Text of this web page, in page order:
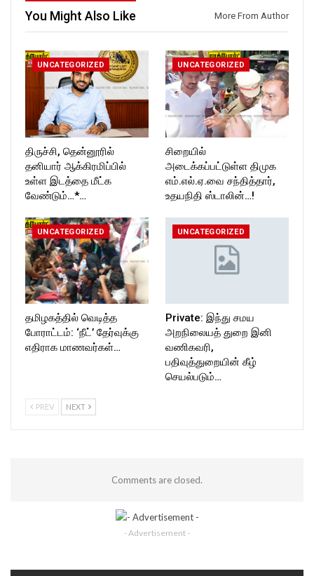
You Might Also Like More From Author
UNCATEGORIZED
திருச்சி, தென்னூரில்
தனியார் ஆக்கிரமிப்பில்
உள்ள இடத்தை மீட்க
வேண்டும்…*…
UNCATEGORIZED
சிறையில்
அடைக்கப்பட்டுள்ள திமுக
எம்.எல்.ஏ.வை சந்தித்தார்,
உதயநிதி ஸ்டாலின்…!
UNCATEGORIZED
தமிழகத்தில் வெடித்த
போராட்டம்: ‘நீட்’ தேர்வுக்கு
எதிராக மாணவர்கள்…
UNCATEGORIZED
Private: இந்து சமய
அறநிலையத் துறை இனி
வணிகவரி,
பதிவுத்துறையின் கீழ்
செயல்படும்…
PREV NEXT
Comments are closed.
- Advertisement -